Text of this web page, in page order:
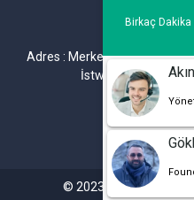
E-mail :
Adres : Merkez Mh.
İstwest Rezidans
© 2023. Tüm hakları
Birkaç